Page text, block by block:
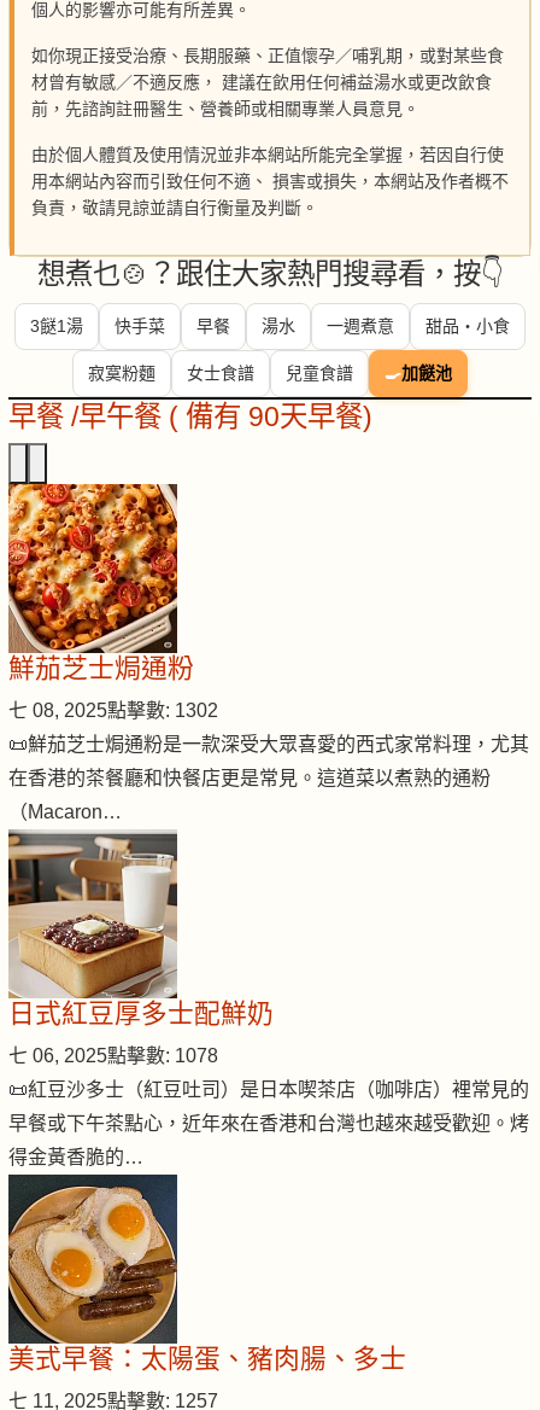
個人的影響亦可能有所差異。
如你現正接受治療、長期服藥、正值懷孕／哺乳期，或對某些食
材曾有敏感／不適反應， 建議在飲用任何補益湯水或更改飲食
前，先諮詢註冊醫生、營養師或相關專業人員意見。
由於個人體質及使用情況並非本網站所能完全掌握，若因自行使
用本網站內容而引致任何不適、 損害或損失，本網站及作者概不
負責，敬請見諒並請自行衡量及判斷。
想煮乜🍲？跟住大家熱門搜尋看，按👇
3餸1湯 快手菜 早餐 湯水 一週煮意 甜品・小食
寂寞粉麵 女士食譜 兒童食譜 🍳加餸池
早餐 /早午餐 ( 備有 90天早餐)
鮮茄芝士焗通粉
七 08, 2025點擊數: 1302
📜鮮茄芝士焗通粉是一款深受大眾喜愛的西式家常料理，尤其
在香港的茶餐廳和快餐店更是常見。這道菜以煮熟的通粉
（Macaron…
日式紅豆厚多士配鮮奶
七 06, 2025點擊數: 1078
📜紅豆沙多士（紅豆吐司）是日本喫茶店（咖啡店）裡常見的
早餐或下午茶點心，近年來在香港和台灣也越來越受歡迎。烤
得金黃香脆的…
美式早餐：太陽蛋、豬肉腸、多士
七 11, 2025點擊數: 1257